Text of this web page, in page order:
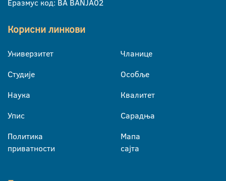
Еразмус код: BA BANJA02
Корисни линкови
Универзитет
Студије
Наука
Упис
Политика
приватности
Чланице
Особље
Квалитет
Сарадња
Мапа
сајта